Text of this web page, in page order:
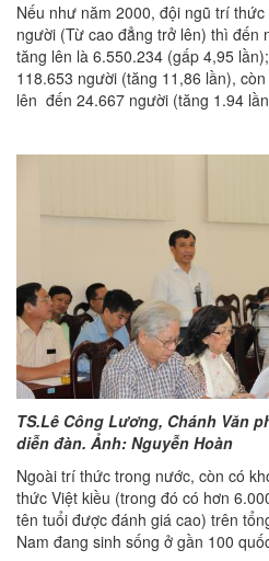
Nếu như năm 2000, đội ngũ trí
người (Từ cao đẳng trở lên) thì đến
tăng lên là 6.550.234 (gấp 4,95
118.653 người (tăng 11,86 lần),
lên đến 24.667 người (tăng 1.94
TS.Lê Công Lương, Chánh Văn
diễn đàn. Ảnh: Nguyễn Hoàn
Ngoài trí thức trong nước, còn có
thức Việt kiều (trong đó có hơn
tên tuổi được đánh giá cao) trên
Nam đang sinh sống ở gần 100